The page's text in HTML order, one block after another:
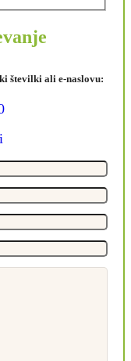
številki ali e-naslovu: